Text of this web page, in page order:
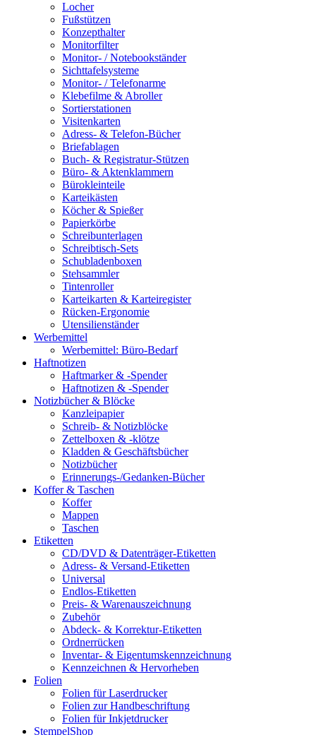
Locher
Fußstützen
Konzepthalter
Monitorfilter
Monitor- / Notebookständer
Sichttafelsysteme
Monitor- / Telefonarme
Klebefilme & Abroller
Sortierstationen
Visitenkarten
Adress- & Telefon-Bücher
Briefablagen
Buch- & Registratur-Stützen
Büro- & Aktenklammern
Bürokleinteile
Karteikästen
Köcher & Spießer
Papierkörbe
Schreibunterlagen
Schreibtisch-Sets
Schubladenboxen
Stehsammler
Tintenroller
Karteikarten & Karteiregister
Rücken-Ergonomie
Utensilienständer
Werbemittel
Werbemittel: Büro-Bedarf
Haftnotizen
Haftmarker & -Spender
Haftnotizen & -Spender
Notizbücher & Blöcke
Kanzleipapier
Schreib- & Notizblöcke
Zettelboxen & -klötze
Kladden & Geschäftsbücher
Notizbücher
Erinnerungs-/Gedanken-Bücher
Koffer & Taschen
Koffer
Mappen
Taschen
Etiketten
CD/DVD & Datenträger-Etiketten
Adress- & Versand-Etiketten
Universal
Endlos-Etiketten
Preis- & Warenauszeichnung
Zubehör
Abdeck- & Korrektur-Etiketten
Ordnerrücken
Inventar- & Eigentumskennzeichnung
Kennzeichnen & Hervorheben
Folien
Folien für Laserdrucker
Folien zur Handbeschriftung
Folien für Inkjetdrucker
StempelShop